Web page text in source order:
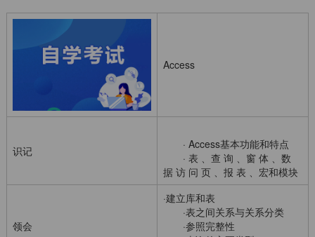
Access
识记
· Access基本功能和特点
· 表 、查 询 、窗 体 、数
据 访 问 页 、报 表 、宏和模块
领会
·建立库和表
·表之间关系与关系分类
·参照完整性